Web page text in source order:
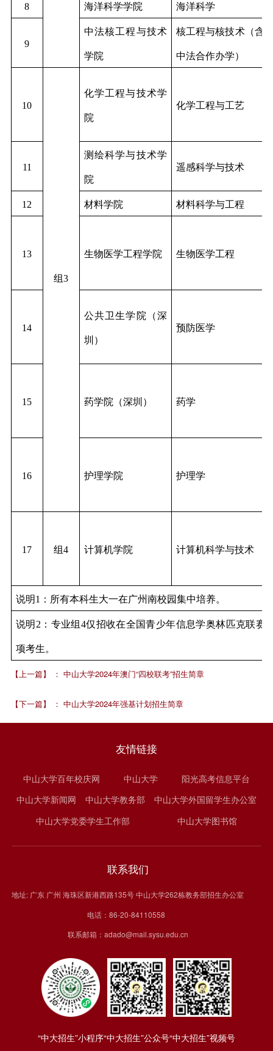
8 海洋科学学院 海洋科学
9
中法核工程与技术
学院
核工程与核技术（含
中法合作办学）
10
组3
化学工程与技术学
院
化学工程与工艺
11
测绘科学与技术学
院
遥感科学与技术
12 材料学院 材料科学与工程
13 生物医学工程学院 生物医学工程
14
公共卫生学院（深
圳）
预防医学
15 药学院（深圳） 药学
16 护理学院 护理学
17 组4 计算机学院 计算机科学与技术
说明1：所有本科生大一在广州南校园集中培养。
说明2：专业组4仅招收在全国青少年信息学奥林匹克联赛
项考生。
【上一篇】 ： 中山大学2024年澳门“四校联考”招生简章
【下一篇】 ： 中山大学2024年强基计划招生简章
友情链接
中山大学百年校庆网 中山大学
阳光高考信息平台
中山大学新闻网
中山大学教务部
中山大学外国留学生办公室
中山大学党委学生工作部
中山大学图书馆
联系我们
地址: 广东 广州 海珠区新港西路135号 中山大学262栋教务部招生办公室
电话：86-20-84110558
联系邮箱：adado@mail.sysu.edu.cn
“中大招生”小程序“中大招生”公众号“中大招生”视频号